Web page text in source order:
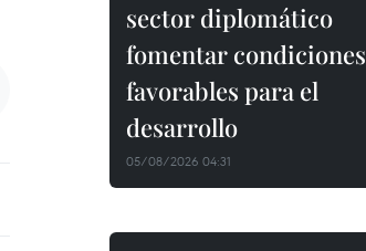
sector diplomático
fomentar condiciones
favorables para el
desarrollo
05/08/2026 04:31